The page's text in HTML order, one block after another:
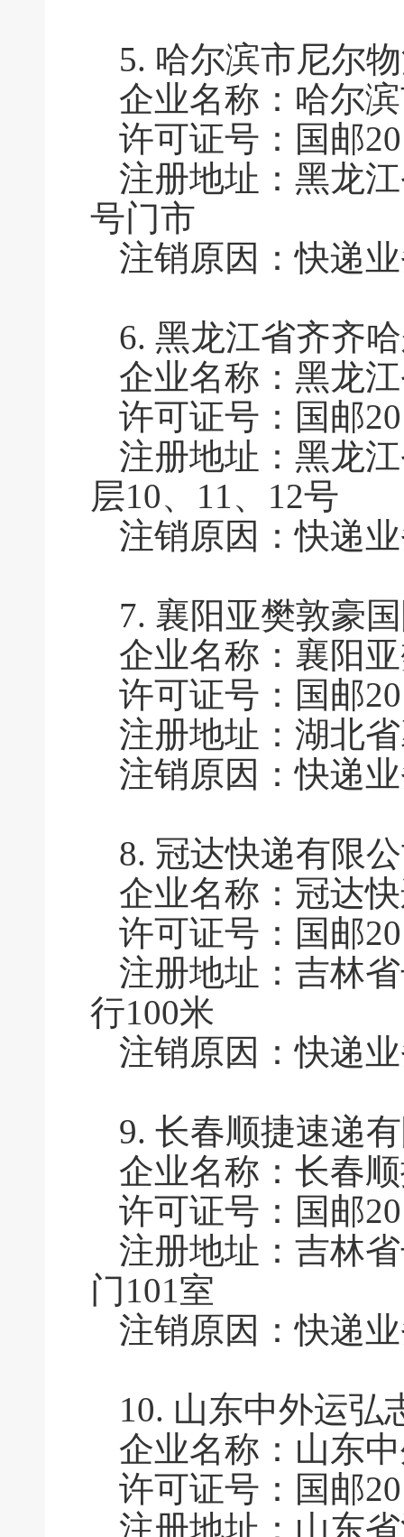
5. 哈尔滨市尼尔
企业名称：哈尔
许可证号：国邮
注册地址：黑龙
号门市
注销原因：快递
6. 黑龙江省齐齐
企业名称： 黑龙
许可证号：国邮
注册地址：黑龙
层10、11、12号
注销原因：快递
7. 襄阳亚樊敦豪
企业名称：襄阳
许可证号：国邮
注册地址：湖北
注销原因：快递
8. 冠达快递有限
企业名称：冠达
许可证号：国邮
注册地址：吉林
行100米
注销原因：快递
9. 长春顺捷速递
企业名称：长春
许可证号：国邮
注册地址：吉林
门101室
注销原因：快递
10. 山东中外运弘
企业名称：山东
许可证号：国邮
注册地址：山东